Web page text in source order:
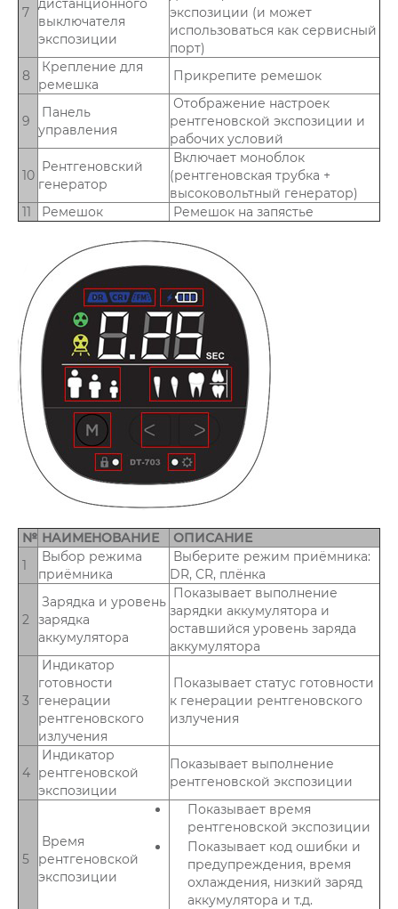
7
дистанционного
выключателя
экспозиции
экспозиции (и может
использоваться как сервисный
порт)
8
Крепление для
ремешка
Прикрепите ремешок
9
Панель
управления
Отображение настроек
рентгеновской экспозиции и
рабочих условий
10
Рентгеновский
генератор
Включает моноблок
(рентгеновская трубка +
высоковольтный генератор)
11
Ремешок Ремешок на запястье
№ НАИМЕНОВАНИЕ
ОПИСАНИЕ
1
Выбор режима
приёмника
Выберите режим приёмника:
DR, CR, плёнка
2
Зарядка и уровень
зарядка
аккумулятора
Показывает выполнение
зарядки аккумулятора и
оставшийся уровень заряда
аккумулятора
3
Индикатор
готовности
генерации
рентгеновского
излучения
Показывает статус готовности
к генерации рентгеновского
излучения
4
Индикатор
рентгеновской
экспозиции
Показывает выполнение
рентгеновской экспозиции
5
Время
рентгеновской
экспозиции
Показывает время
рентгеновской экспозиции
Показывает код ошибки и
предупреждения, время
охлаждения, низкий заряд
аккумулятора и т.д.